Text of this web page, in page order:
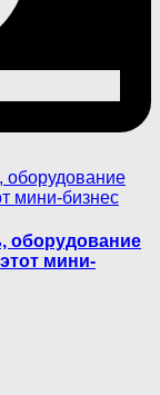
оборудование
мини-